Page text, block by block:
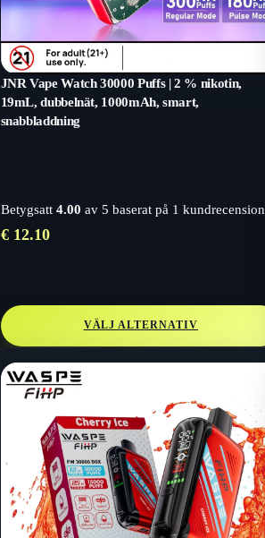
JNR Vape Watch 30000 Puffs | 2 % nikotin,
19mL, dubbelnät, 1000mAh, smart,
snabbladdning
Betygsatt 4.00 av 5 baserat på 1 kundrecension
€12.10
VÄLJ ALTERNATIV